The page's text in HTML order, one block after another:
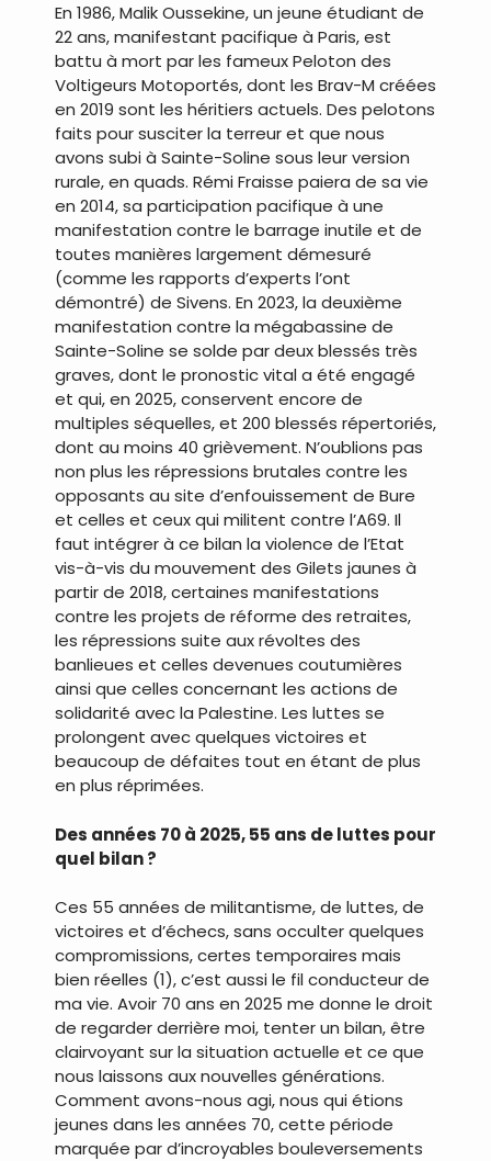
En 1986, Malik Oussekine, un jeune étudiant de
22 ans, manifestant pacifique à Paris, est
battu à mort par les fameux Peloton des
Voltigeurs Motoportés, dont les Brav-M créées
en 2019 sont les héritiers actuels. Des pelotons
faits pour susciter la terreur et que nous
avons subi à Sainte-Soline sous leur version
rurale, en quads. Rémi Fraisse paiera de sa vie
en 2014, sa participation pacifique à une
manifestation contre le barrage inutile et de
toutes manières largement démesuré
(comme les rapports d’experts l’ont
démontré) de Sivens. En 2023, la deuxième
manifestation contre la mégabassine de
Sainte-Soline se solde par deux blessés très
graves, dont le pronostic vital a été engagé
et qui, en 2025, conservent encore de
multiples séquelles, et 200 blessés répertoriés,
dont au moins 40 grièvement. N’oublions pas
non plus les répressions brutales contre les
opposants au site d’enfouissement de Bure
et celles et ceux qui militent contre l’A69. Il
faut intégrer à ce bilan la violence de l’Etat
vis-à-vis du mouvement des Gilets jaunes à
partir de 2018, certaines manifestations
contre les projets de réforme des retraites,
les répressions suite aux révoltes des
banlieues et celles devenues coutumières
ainsi que celles concernant les actions de
solidarité avec la Palestine. Les luttes se
prolongent avec quelques victoires et
beaucoup de défaites tout en étant de plus
en plus réprimées.
Des années 70 à 2025, 55 ans de luttes pour
quel bilan ?
Ces 55 années de militantisme, de luttes, de
victoires et d’échecs, sans occulter quelques
compromissions, certes temporaires mais
bien réelles (1), c’est aussi le fil conducteur de
ma vie. Avoir 70 ans en 2025 me donne le droit
de regarder derrière moi, tenter un bilan, être
clairvoyant sur la situation actuelle et ce que
nous laissons aux nouvelles générations.
Comment avons-nous agi, nous qui étions
jeunes dans les années 70, cette période
marquée par d’incroyables bouleversements